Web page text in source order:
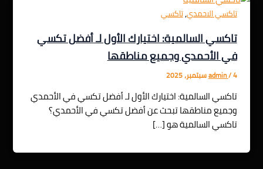
تاكسي الاحمدي,تاكسي
تاكسي السالمية: اختيارك الأول لـ أفضل تكسي
في الأحمدي وجميع مناطقها
admin/4 سبتمبر، 2025
تاكسي السالمية: اختيارك الأول لـ أفضل تكسي في الأحمدي
وجميع مناطقها تبحث عن أفضل تكسي في الأحمدي؟
تاكسي السالمية هو […]